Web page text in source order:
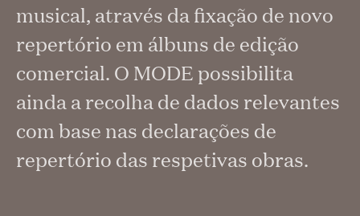
musical, através da fixação de novo
repertório em álbuns de edição
comercial. O MODE possibilita
ainda a recolha de dados relevantes
com base nas declarações de
repertório das respetivas obras.